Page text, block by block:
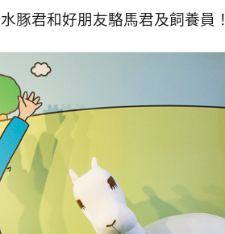
豚君和好朋友駱馬君及飼養員！